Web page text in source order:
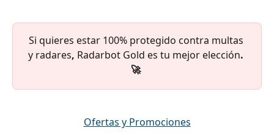
Si quieres estar 100% protegido contra multas
y radares, Radarbot Gold es tu mejor elección.
🚀
Ofertas y Promociones